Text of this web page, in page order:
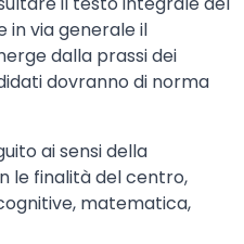
in via generale il
dalla prassi dei
dovranno di norma
ai sensi della
le finalità del centro,
matematica,